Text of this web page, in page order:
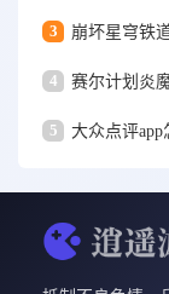
3 崩坏星穹铁
4 赛尔计划炎
5